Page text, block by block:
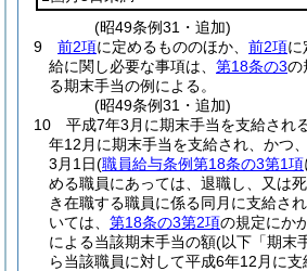
(昭49条例31・追加)
9
前2項に定めるもののほか、 前2項に
給に関し必要な事項は、 第18条の3の
る期末手当の例による。
(昭49条例31・追加)
10
平成7年3月に期末手当を支給され
年12月に期末手当を支給され、かつ
3月1日(職員給与条例第18条の3第1項
める職員にあっては、退職し、又は
き在職する職員に係る同月に支給さ
いては、 第18条の3第2項の規定にか
による当該期末手当の額(以下「期末
ら当該職員に対して平成6年12月に